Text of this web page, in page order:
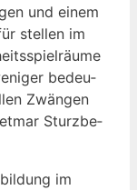
und einem
stel­len im
bedeu­
Zwän­gen
Sturz­be­
im